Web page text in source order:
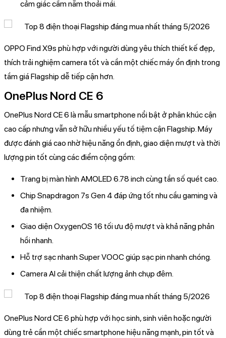
cảm giác cầm nắm thoải mái.
OPPO Find X9s phù hợp với người dùng yêu thích thiết kế đẹp,
thích trải nghiệm camera tốt và cần một chiếc máy ổn định trong
tầm giá Flagship dễ tiếp cận hơn.
OnePlus Nord CE 6
OnePlus Nord CE 6 là mẫu smartphone nổi bật ở phân khúc cận
cao cấp nhưng vẫn sở hữu nhiều yếu tố tiệm cận Flagship. Máy
được đánh giá cao nhờ hiệu năng ổn định, giao diện mượt và thời
lượng pin tốt cùng các điểm cộng gồm:
Trang bị màn hình AMOLED 6.78 inch cùng tần số quét cao.
Chip Snapdragon 7s Gen 4 đáp ứng tốt nhu cầu gaming và
đa nhiệm.
Giao diện OxygenOS 16 tối ưu độ mượt và khả năng phản
hồi nhanh.
Hỗ trợ sạc nhanh Super VOOC giúp sạc pin nhanh chóng.
Camera AI cải thiện chất lượng ảnh chụp đêm.
OnePlus Nord CE 6 phù hợp với học sinh, sinh viên hoặc người
dùng trẻ cần một chiếc smartphone hiệu năng mạnh, pin tốt và